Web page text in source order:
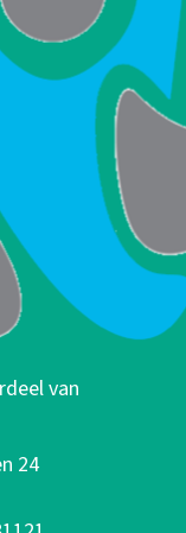
van
24